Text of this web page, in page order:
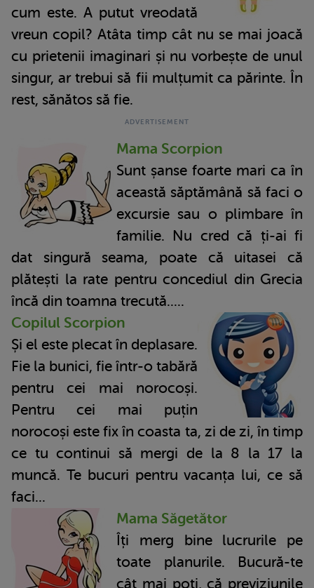
cum este. A putut vreodată
vreun copil? Atâta timp cât nu se mai joacă
cu prietenii imaginari și nu vorbește de unul
singur, ar trebui să fii mulțumit ca părinte. În
rest, sănătos să fie.
Mama Scorpion
Sunt șanse foarte mari ca în
această săptămână să faci o
excursie sau o plimbare în
familie. Nu cred că ți-ai fi
dat singură seama, poate că uitasei că
plătești la rate pentru concediul din Grecia
încă din toamna trecută.....
Copilul Scorpion
Și el este plecat în deplasare.
Fie la bunici, fie într-o tabără
pentru cei mai norocoși.
Pentru cei mai puțin
norocoși este fix în coasta ta, zi de zi, în timp
ce tu continui să mergi de la 8 la 17 la
muncă. Te bucuri pentru vacanța lui, ce să
faci...
Mama Săgetător
Îți merg bine lucrurile pe
toate planurile. Bucură-te
cât mai poți, că previziunile